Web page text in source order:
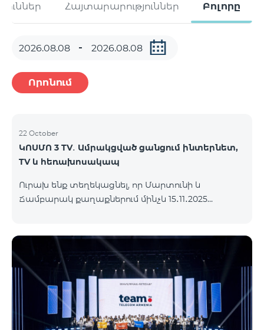
Հայտարարություններ Բոլորը
Որոնում
22 October
ԿՈՍՄՈ 3 TV․ Ամրակցված ցանցում ինտերնետ,
TV և հեռախոսակապ
Ուրախ ենք տեղեկացնել, որ Մարտունի և
Ճամբարակ քաղաքներում մինչև 15․11․2025
3 TV փաթեթը․ Ինտերնետ. Մինչև 50 Մբիթ/վ
արագություն։ Մինչև 80 TV ալիք՝ TeamTv Smart
հավելվածով: Ֆիքսված հեռախոսակապ. 180
րոպե դեպի Team ֆիքսված ցանց։ Սույն
սակագնային փաթեթում ներառված
հեռուստատեսության ծառայությունը
տրամադրվում է առանց TV սարքի՝ TeamTV Smart